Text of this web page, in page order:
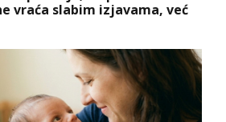
vraća slabim izjavama, već